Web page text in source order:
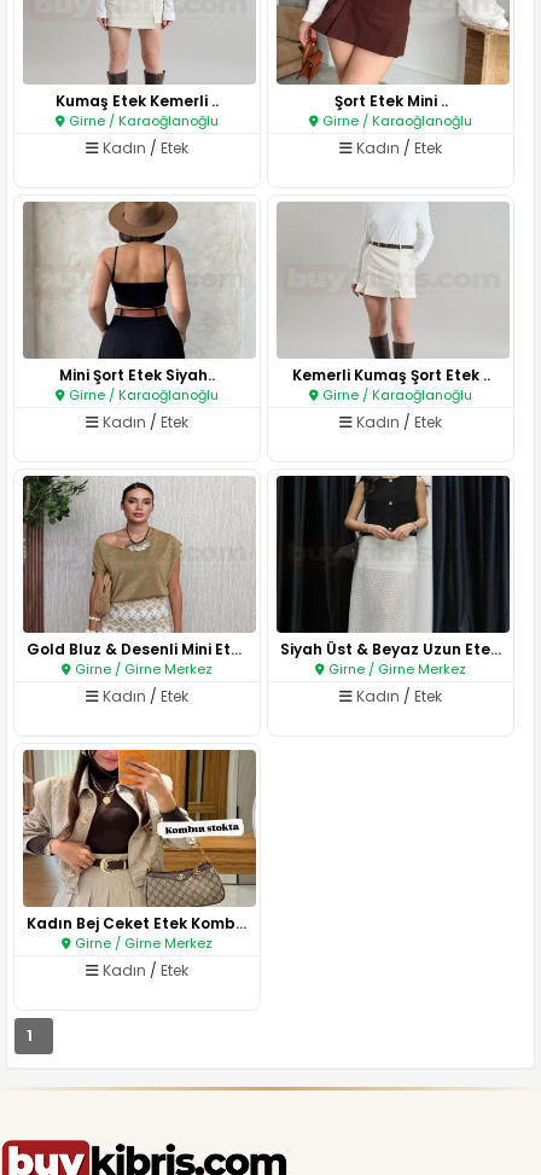
Kumaş Etek Kemerli ..
Girne / Karaoğlanoğlu
Kadın / Etek
Şort Etek Mini ..
Girne / Karaoğlanoğlu
Kadın /Etek
Mini Şort Etek Siyah..
Girne / Karaoğlanoğlu
Kadın / Etek
Kemerli Kumaş Şort Etek ..
Girne / Karaoğlanoğlu
Kadın /Etek
Gold Bluz & Desenli Mini Etek ..
Girne / Girne Merkez
Kadın / Etek
Siyah Üst & Beyaz Uzun Etek Ko..
Girne / Girne Merkez
Kadın /Etek
Kadın Bej Ceket Etek Kombin..
Girne / Girne Merkez
Kadın / Etek
1